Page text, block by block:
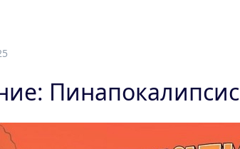
Пинапокалипсис